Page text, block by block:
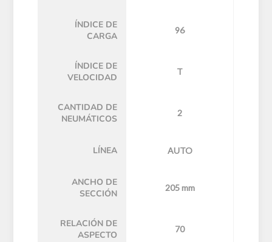
ÍNDICE DE
CARGA
96
ÍNDICE DE
VELOCIDAD
T
CANTIDAD DE
NEUMÁTICOS
2
LÍNEA AUTO
ANCHO DE
SECCIÓN
205 mm
RELACIÓN DE
ASPECTO
70